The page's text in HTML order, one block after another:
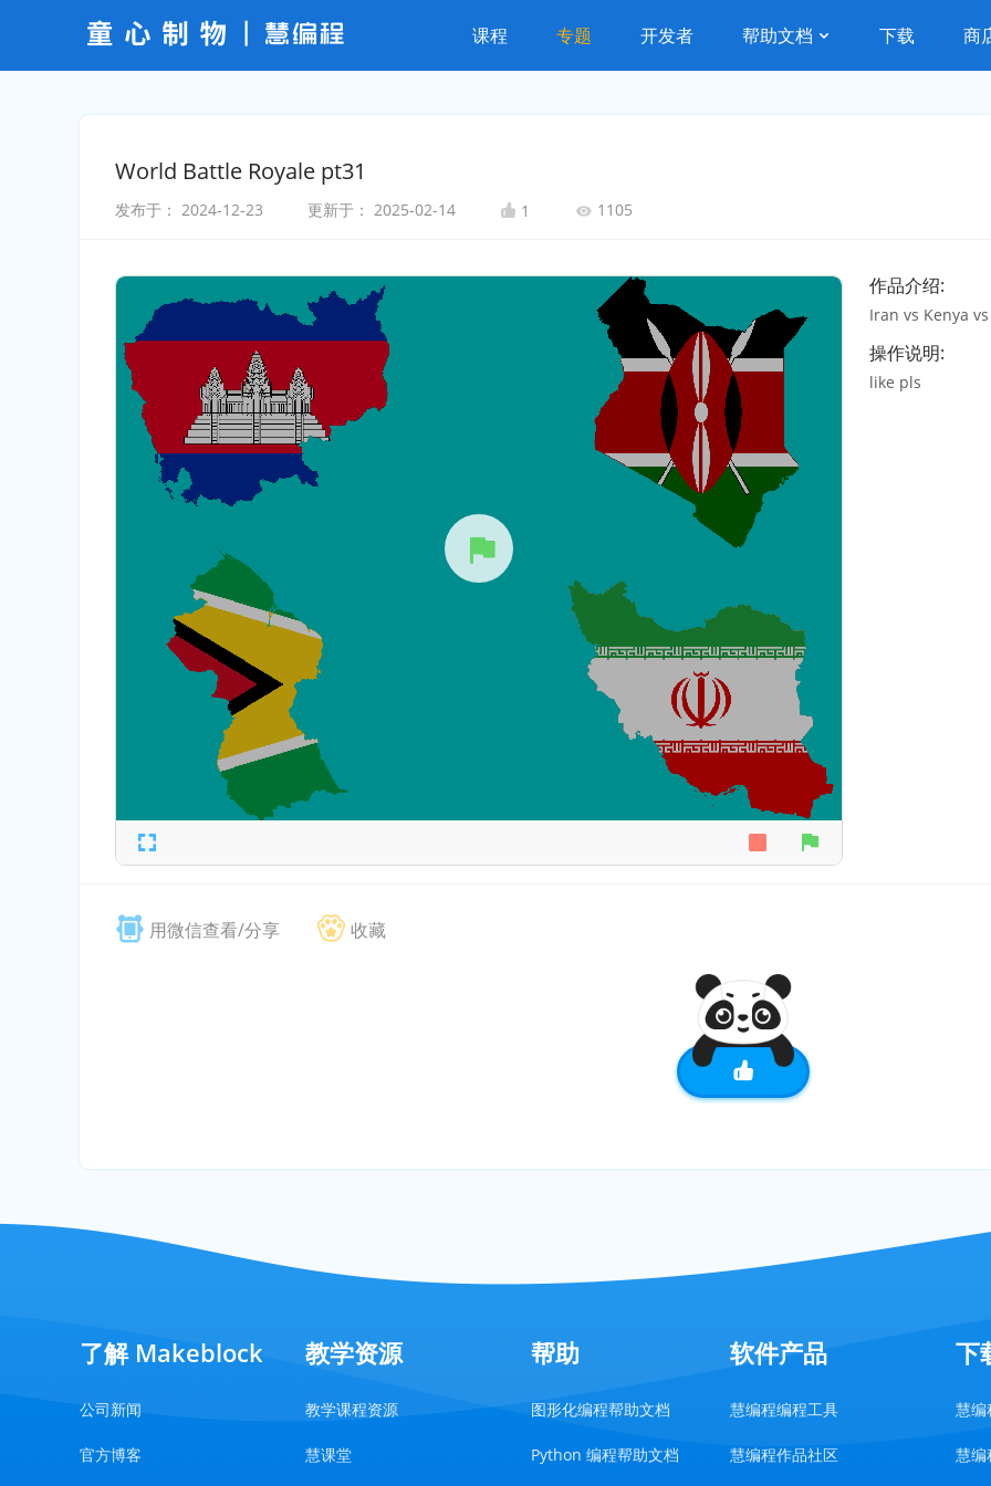
课程 专题 开发者 帮助文档 下载 商
World Battle Royale pt31
发布于： 2024-12-23 更新于： 2025-02-14 1 1105
作品介绍:
Iran vs Kenya
操作说明:
like pls
用微信查看/分享 收藏
了解 Makeblock
公司新闻
官方博客
教学资源
教学课程资源
慧课堂
帮助
图形化编程帮助文档
Python 编程帮助文档
软件产品
慧编程编程工具
慧编程作品社区
下
慧
慧